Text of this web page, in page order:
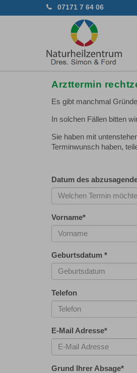
07171 7 64 06
Arzttermin
Es gibt manchmal
In solchen Fällen bitten
Sie haben mit
Terminwunsch haben,
Datum des
Vorname*
Geburtsdatum *
Telefon
E-Mail Adresse*
Grund Ihrer Absage*